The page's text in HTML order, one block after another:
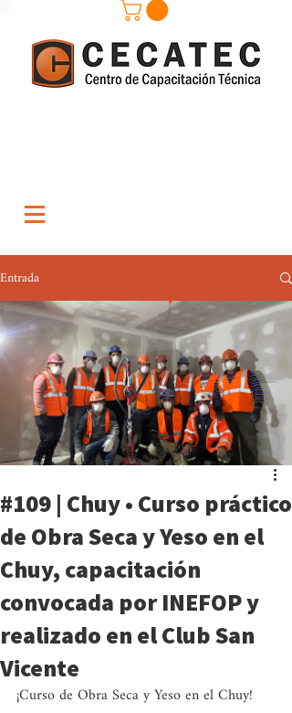
Entrada
#109 | Chuy • Curso práctico
de Obra Seca y Yeso en el
Chuy, capacitación
convocada por INEFOP y
realizado en el Club San
Vicente
¡Curso de Obra Seca y Yeso en el Chuy!